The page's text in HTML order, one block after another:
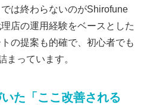
は終わらないのがShirofune
店の運用経験をベースとした
の提案も的確で、初心者でも
まっています。
た「ここ改善される